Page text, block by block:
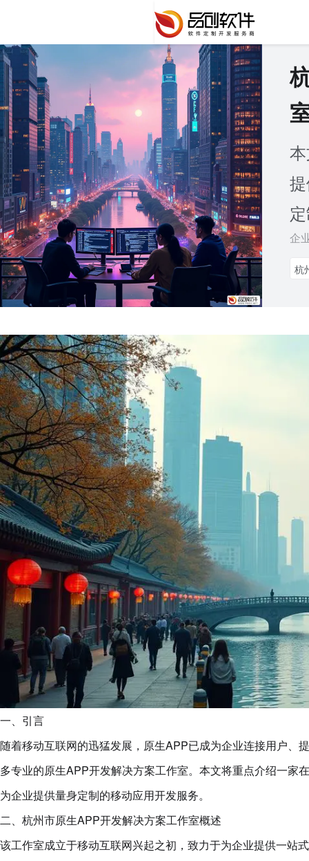
企
杭
一、引言
随着移动互联网的迅猛发展，原生APP已成为企业连接用户、
多专业的原生APP开发解决方案工作室。本文将重点介绍一家
为企业提供量身定制的移动应用开发服务。
二、杭州市原生APP开发解决方案工作室概述
该工作室成立于移动互联网兴起之初，致力于为企业提供一站